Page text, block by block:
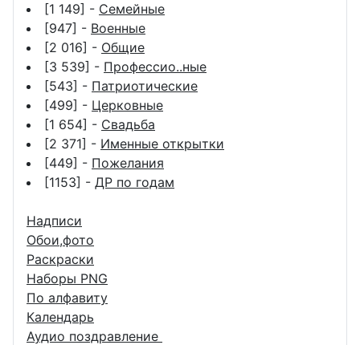
[1 149] - Семейные
[947] - Военные
[2 016] - Общие
[3 539] - Профессио..ные
[543] - Патриотические
[499] - Церковные
[1 654] - Свадьба
[2 371] - Именные открытки
[449] - Пожелания
[1153] - ДР по годам
Надписи
Обои,фото
Раскраски
Наборы PNG
По алфавиту
Календарь
Аудио поздравление